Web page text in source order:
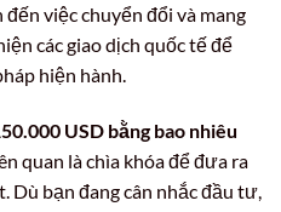
việc chuyển đổi và mang
các giao dịch quốc tế để
hiện hành.
USD bằng bao nhiêu
quan là chìa khóa để đưa ra
Dù bạn đang cân nhắc đầu tư,